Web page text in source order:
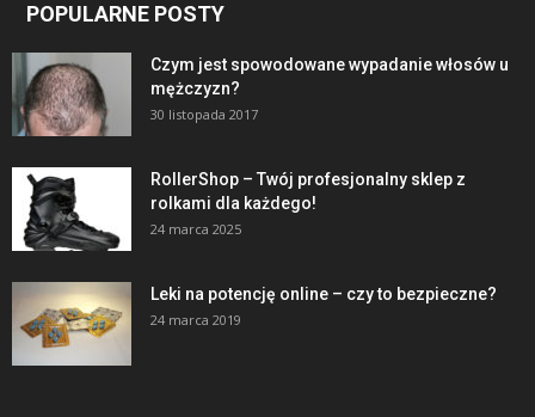
POPULARNE POSTY
Czym jest spowodowane wypadanie włosów u
mężczyzn?
30 listopada 2017
RollerShop – Twój profesjonalny sklep z
rolkami dla każdego!
24 marca 2025
Leki na potencję online – czy to bezpieczne?
24 marca 2019